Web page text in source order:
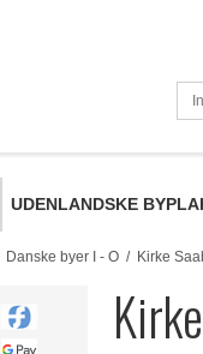
UDENLANDSKE
Danske byer I - O / Kirke